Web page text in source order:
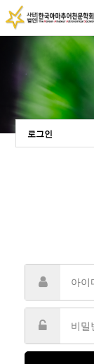
로그인